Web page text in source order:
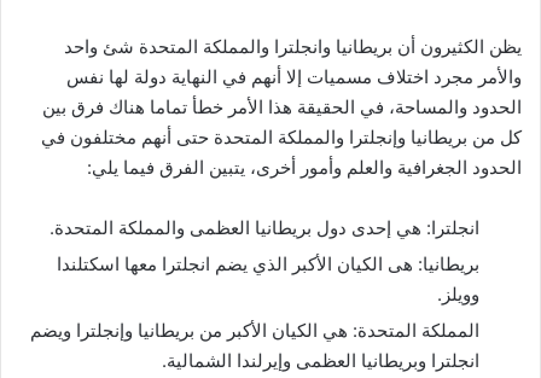
يظن الكثيرون أن بريطانيا وانجلترا والمملكة المتحدة شئ واحد
والأمر مجرد اختلاف مسميات إلا أنهم في النهاية دولة لها نفس
الحدود والمساحة، في الحقيقة هذا الأمر خطأ تماما هناك فرق بين
كل من بريطانيا وإنجلترا والمملكة المتحدة حتى أنهم مختلفون في
الحدود الجغرافية والعلم وأمور أخرى، يتبين الفرق فيما يلي:
انجلترا: هي إحدى دول بريطانيا العظمى والمملكة المتحدة.
بريطانيا: هى الكيان الأكبر الذي يضم انجلترا معها اسكتلندا
وويلز.
المملكة المتحدة: هي الكيان الأكبر من بريطانيا وإنجلترا ويضم
انجلترا وبريطانيا العظمى وإيرلندا الشمالية.